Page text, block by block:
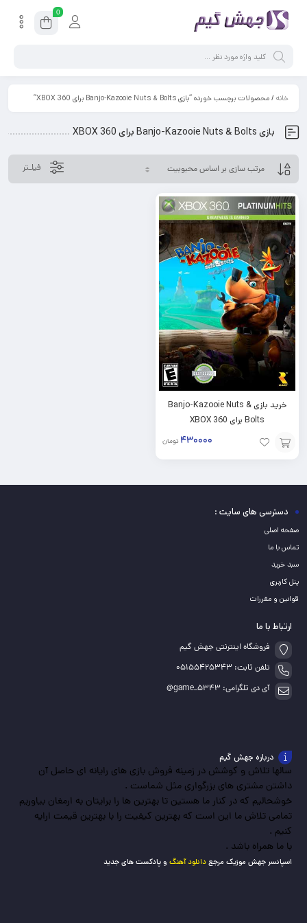
0
خانه / محصولات برچسب خورده “بازی Banjo-Kazooie Nuts & Bolts برای XBOX 360”
بازی Banjo-Kazooie Nuts & Bolts برای XBOX 360
فیلـتر
خرید بازی Banjo-Kazooie Nuts &
Bolts برای XBOX 360
۴۳۰۰۰۰ تومان
افزودن
به
دسترسی های سایت :
صفحه اصلی
تماس با ما
سبد خرید
پنل کاربری
قوانین و مقررات
ارتباط با ما
فروشگاه اینترنتی جهش گیم
تلفن ثابت: 05155425343
آی دی تلگرامی: game_5343@
درباره جهش گیم
سالها تلاش و کوشش در زمینه فروش بازی های رایانه ای حاصل آن
داشتن مشتری های بزرگواری مثل شماست .
خوشحالیم که در کنار ما هستین تا بهترین ها را برایتان به ارمغان بیاوریم
تمامی تلاش ما این است که بهترین کیفیت را با بهترین قیمت ارایه
کنیم .
با ما همراه باشد .
اسپانسر جهش موزیک مرجعدانلود آهنگ و پادکست های جدید